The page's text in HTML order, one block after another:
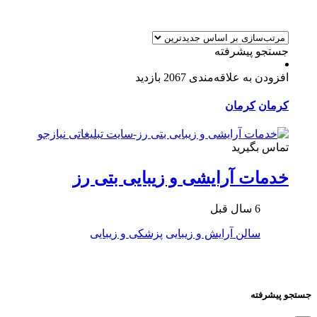
جستجو پیشرفته
افزودن به علاقه‌مندی 2067 بازدید
کرمان کرمان
تماس بگیرید
خدمات آرایشی و زیبایی بتی رز
6 سال قبل
سالن آرایش و زیبایی پزشکی و زیبایی
جستجو پیشرفته